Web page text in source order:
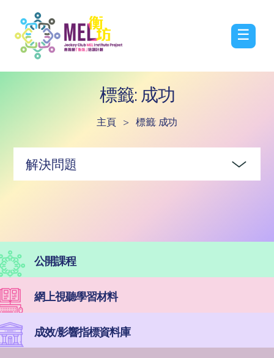
☰
標籤: 成功
主頁 > 標籤: 成功
解決問題
公開課程
網上視聽學習材料
成效/影響指標資料庫